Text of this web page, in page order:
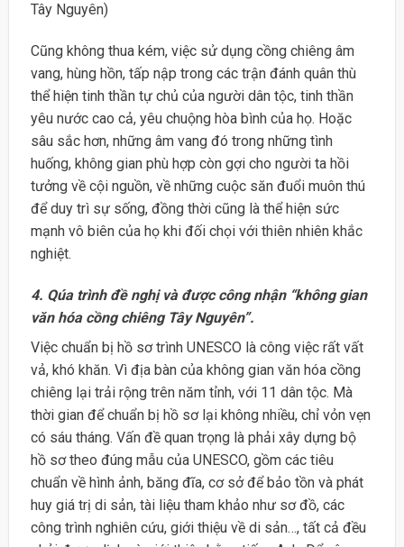
Tây Nguyên)
Cũng không thua kém, việc sử dụng cồng chiêng âm
vang, hùng hồn, tấp nập trong các trận đánh quân thù
thể hiện tinh thần tự chủ của người dân tộc, tinh thần
yêu nước cao cả, yêu chuộng hòa bình của họ. Hoặc
sâu sắc hơn, những âm vang đó trong những tình
huống, không gian phù hợp còn gợi cho người ta hồi
tưởng về cội nguồn, về những cuộc săn đuổi muôn thú
để duy trì sự sống, đồng thời cũng là thể hiện sức
mạnh vô biên của họ khi đối chọi với thiên nhiên khắc
nghiệt.
4. Qúa trình đề nghị và được công nhận “không gian
văn hóa cồng chiêng TâyNguyên”.
Việc chuẩn bị hồ sơ trình UNESCO là công việc rất vất
vả, khó khăn. Vì địa bàn của không gian văn hóa cồng
chiêng lại trải rộng trên năm tỉnh, với 11 dân tộc. Mà
thời gian để chuẩn bị hồ sơ lại không nhiều, chỉ vỏn vẹn
có sáu tháng. Vấn đề quan trọng là phải xây dựng bộ
hồ sơ theo đúng mẫu của UNESCO, gồm các tiêu
chuẩn về hình ảnh, băng đĩa, cơ sở để bảo tồn và phát
huy giá trị di sản, tài liệu tham khảo như sơ đồ, các
công trình nghiên cứu, giới thiệu về di sản…, tất cả đều